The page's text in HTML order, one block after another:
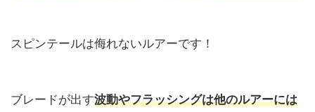
スピンテールは侮れないルアーです！
ブレードが出す波動やフラッシングは他のルアーには